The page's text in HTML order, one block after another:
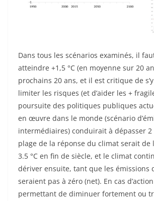
Dans tous les scénarios examinés, il
atteindre +1,5 °C (en moyenne sur 20
prochains 20 ans, et il est critique de
limiter les risques (et d’aider les +
poursuite des politiques publiques
en œuvre dans le monde (scénario
intermédiaires) conduirait à dépasser 2
plage de la réponse du climat serait de
3.5 °C en fin de siècle, et le climat
dériver ensuite, tant que les émissions
seraient pas à zéro (net). En cas
permettant de diminuer fortement ou